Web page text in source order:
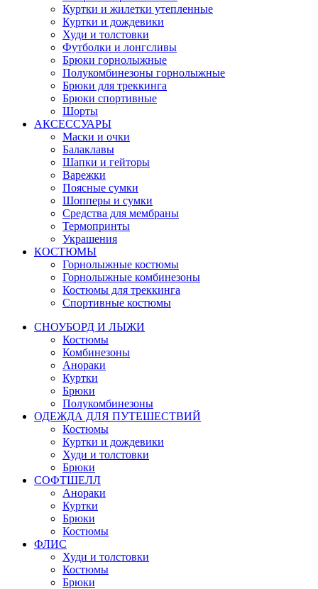
Куртки и жилетки утепленные
Куртки и дождевики
Худи и толстовки
Футболки и лонгсливы
Брюки горнолыжные
Полукомбинезоны горнолыжные
Брюки для треккинга
Брюки спортивные
Шорты
АКСЕССУАРЫ
Маски и очки
Балаклавы
Шапки и гейторы
Варежки
Поясные сумки
Шопперы и сумки
Средства для мембраны
Термопринты
Украшения
КОСТЮМЫ
Горнолыжные костюмы
Горнолыжные комбинезоны
Костюмы для треккинга
Спортивные костюмы
СНОУБОРД И ЛЫЖИ
Костюмы
Комбинезоны
Анораки
Куртки
Брюки
Полукомбинезоны
ОДЕЖДА ДЛЯ ПУТЕШЕСТВИЙ
Костюмы
Куртки и дождевики
Худи и толстовки
Брюки
СОФТШЕЛЛ
Анораки
Куртки
Брюки
Костюмы
ФЛИС
Худи и толстовки
Костюмы
Брюки